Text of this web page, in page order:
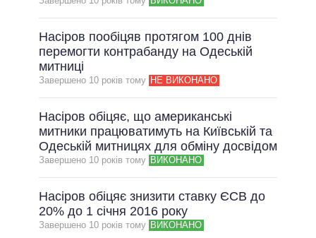
Насіров пообіцяв протягом 100 днів
перемогти контрабанду на Одеській
митниці
Завершено 10 рокiв тому НЕ ВИКОНАНО
Насіров обіцяє, що американські
митники працюватимуть на Київській та
Одеській митницях для обміну досвідом
Завершено 10 рокiв тому ВИКОНАНО
Насіров обіцяє знизити ставку ЄСВ до
20% до 1 січня 2016 року
Завершено 10 рокiв тому ВИКОНАНО